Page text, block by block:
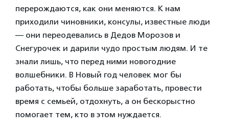
перерождаются, как они меняются. К нам
приходили чиновники, консулы, известные люди
— они переодевались в Дедов Морозов и
Снегурочек и дарили чудо простым людям. И те
знали лишь, что перед ними новогодние
волшебники. В Новый год человек мог бы
работать, чтобы больше заработать, провести
время с семьей, отдохнуть, а он бескорыстно
помогает тем, кто в этом нуждается.